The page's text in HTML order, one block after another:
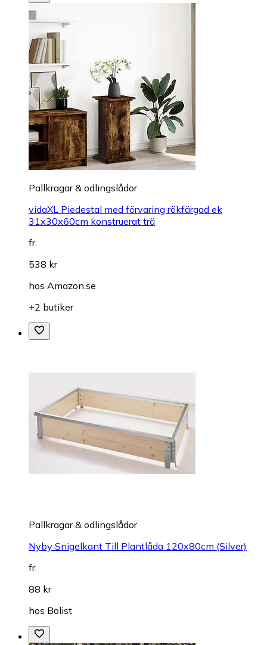
Pallkragar & odlingslådor
vidaXL Piedestal med förvaring rökfärgad ek
31x30x60cm konstruerat trä
fr.
538 kr
hos Amazon.se
+2 butiker
Pallkragar & odlingslådor
Nyby Snigelkant Till Plantlåda 120x80cm (Silver)
fr.
88 kr
hos Bolist